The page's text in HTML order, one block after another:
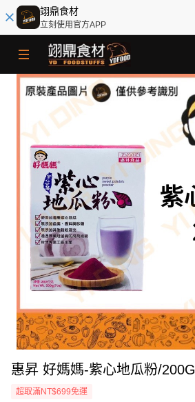
翊鼎食材
立刻使用官方APP
惠昇 好媽媽-紫心地瓜粉/200G
超取滿NT$699免運